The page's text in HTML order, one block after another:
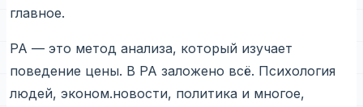
главное.
PA — это метод анализа, который изучает
поведение цены. В РА заложено всё. Психология
людей, эконом.новости, политика и многое,